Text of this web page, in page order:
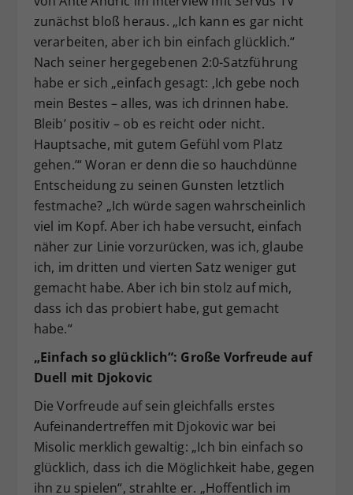
zunächst bloß heraus. „Ich kann es gar nicht
verarbeiten, aber ich bin einfach glücklich.“
Nach seiner hergegebenen 2:0-Satzführung
habe er sich „einfach gesagt: ‚Ich gebe noch
mein Bestes – alles, was ich drinnen habe.
Bleib’ positiv – ob es reicht oder nicht.
Hauptsache, mit gutem Gefühl vom Platz
gehen.’“ Woran er denn die so hauchdünne
Entscheidung zu seinen Gunsten letztlich
festmache? „Ich würde sagen wahrscheinlich
viel im Kopf. Aber ich habe versucht, einfach
näher zur Linie vorzurücken, was ich, glaube
ich, im dritten und vierten Satz weniger gut
gemacht habe. Aber ich bin stolz auf mich,
dass ich das probiert habe, gut gemacht
habe.“
„Einfach so glücklich“: Große Vorfreude auf
Duell mit Djokovic
Die Vorfreude auf sein gleichfalls erstes
Aufeinandertreffen mit Djokovic war bei
Misolic merklich gewaltig: „Ich bin einfach so
glücklich, dass ich die Möglichkeit habe, gegen
ihn zu spielen“, strahlte er. „Hoffentlich im